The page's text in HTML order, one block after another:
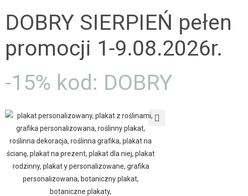
DOBRY SIERPIEŃ pełen
promocji 1-9.08.2026r.
-15% kod: DOBRY